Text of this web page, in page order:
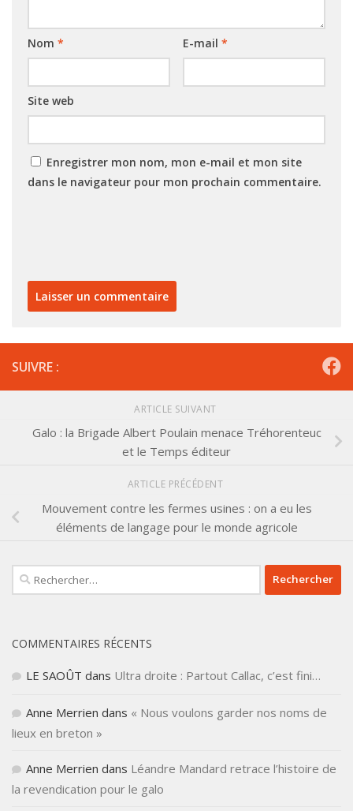
Nom * E-mail *
Site web
Enregistrer mon nom, mon e-mail et mon site
dans le navigateur pour mon prochain commentaire.
SUIVRE :
ARTICLE SUIVANT
Galo : la Brigade Albert Poulain menace Tréhorenteuc
et le Temps éditeur
ARTICLE PRÉCÉDENT
Mouvement contre les fermes usines : on a eu les
éléments de langage pour le monde agricole
Rechercher :
COMMENTAIRES RÉCENTS
LE SAOÛT dans Ultra droite : Partout Callac, c’est fini…
Anne Merrien dans « Nous voulons garder nos noms de
lieux en breton »
Anne Merrien dans Léandre Mandard retrace l’histoire de
la revendication pour le galo